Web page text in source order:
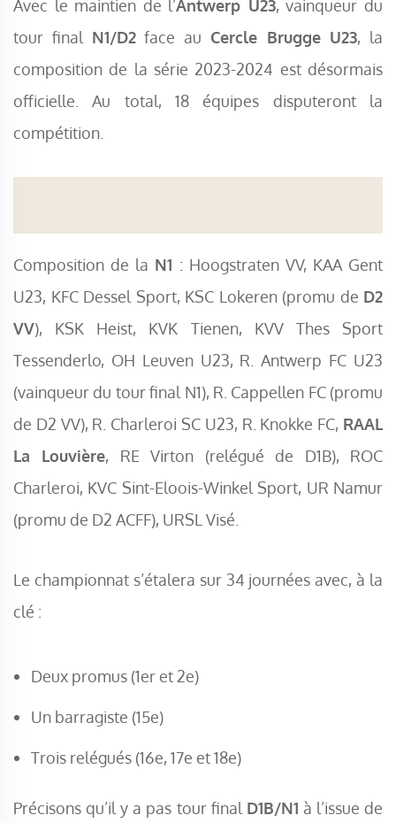
Avec le maintien de l’Antwerp U23, vainqueur du
tour final N1/D2face au Cercle Brugge U23, la
composition de la série 2023-2024 est désormais
officielle. Au total, 18 équipes disputeront la
compétition.
Composition de la N1 : Hoogstraten VV, KAA Gent
U23, KFC Dessel Sport, KSC Lokeren (promu de D2
VV), KSK Heist, KVK Tienen, KVV Thes Sport
Tessenderlo, OH Leuven U23, R. Antwerp FC U23
(vainqueur du tour final N1), R. Cappellen FC (promu
de D2 VV), R. Charleroi SC U23, R. Knokke FC, RAAL
La Louvière, RE Virton (relégué de D1B), ROC
Charleroi, KVC Sint-Eloois-Winkel Sport, UR Namur
(promu de D2 ACFF), URSL Visé.
Le championnat s’étalera sur 34 journées avec, à la
clé :
Deux promus (1er et 2e)
Un barragiste (15e)
Trois relégués (16e, 17e et 18e)
Précisons qu’il y a pas tour final D1B/N1 à l’issue de